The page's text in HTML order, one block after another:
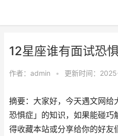
12星座谁有面试恐
作者： admin • 更新时间：
摘要：大家好，今天遇文网给
恐惧症」的知识，如果能碰巧
得收藏本站或分享给你的好友